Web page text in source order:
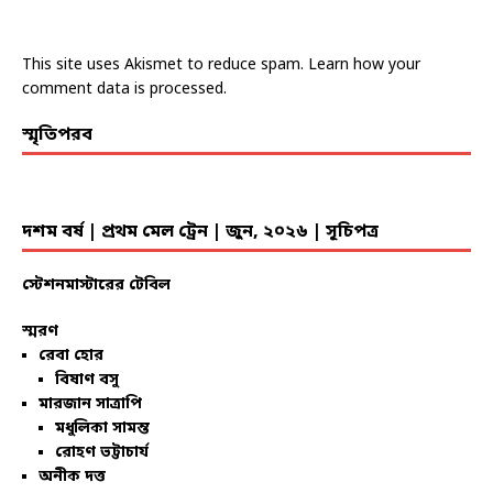
This site uses Akismet to reduce spam. Learn how your
comment data is processed.
স্মৃতিপরব
দশম বর্ষ | প্রথম মেল ট্রেন | জুন, ২০২৬ | সূচিপত্র
স্টেশনমাস্টারের টেবিল
স্মরণ
রেবা হোর
বিষাণ বসু
মারজান সাত্রাপি
মধুলিকা সামন্ত
রোহণ ভট্টাচার্য
অনীক দত্ত